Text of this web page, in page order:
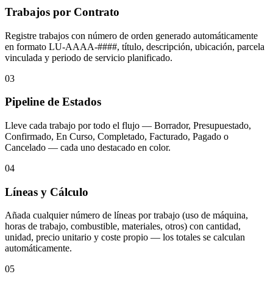
Trabajos por Contrato
Registre trabajos con número de orden generado automáticamente
en formato LU-AAAA-####, título, descripción, ubicación, parcela
vinculada y periodo de servicio planificado.
03
Pipeline de Estados
Lleve cada trabajo por todo el flujo — Borrador, Presupuestado,
Confirmado, En Curso, Completado, Facturado, Pagado o
Cancelado — cada uno destacado en color.
04
Líneas y Cálculo
Añada cualquier número de líneas por trabajo (uso de máquina,
horas de trabajo, combustible, materiales, otros) con cantidad,
unidad, precio unitario y coste propio — los totales se calculan
automáticamente.
05